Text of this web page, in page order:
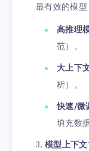
最有效的模型
高推理
范）。
大上下
析）。
快速/微
填充数
模型上下文